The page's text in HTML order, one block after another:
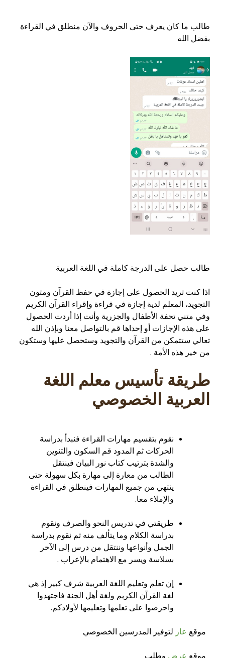
طالب ما كان يعرف حتى الحروف والآن منطلق في القراءة
بفضل الله
طالب حصل على الدرجة كاملة في اللغة العربية
اذا كنت تريد الحصول على إجازة في حفظ القرآن ومتون
التجويد، المعلم لدية إجازة في قراءة وإقراء القرآن الكريم
وفي متني تحفة الأطفال والجزرية وأنت إذا أردت الحصول
على هذه الإجازات أو إحداها قم بالتواصل معنا وبإذن الله
تعالي ستتمكن من القرآن والتجويد وستحصل عليها وستكون
من خير هذه الأمة .
طريقة تأسيس معلم اللغة
العربية الخصوصي
نقوم بتقسيم مهارات القراءة فنبدأ بدراسة
الحركات ثم المدود قم السكون والتنوين
والشدة بترتيب كتاب نور البيان فينتقل
الطالب من معارة إلى مهارة بكل سهولة حتى
ينتهي من جميع المهارات فينطلق في القراءة
والإملاء معا.
طريقتي في تدريس النحو والصرف ونقوم
بدراسة الكلام وما يتألف منه ثم نقوم بدراسة
الجمل وأنواعها وننتقل من درس إلى الآخر
بسلاسة ويسر مع الاهتمام بالإعراب .
إن تعلم وتعليم اللغة العربية شرف كبير إذ هي
لغة القرآن الكريم ولغة أهل الجنة فاجتهدوا
واحرصوا على تعلمها وتعليمها لأولادكم.
موقع عاز لتوفير المدرسين الخصوصي